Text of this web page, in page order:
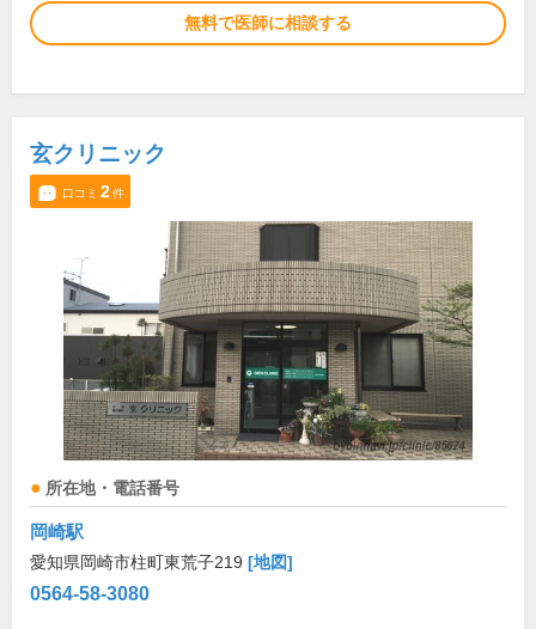
無料で医師に相談する
玄クリニック
口コミ 2件
所在地・電話番号
岡崎駅
愛知県岡崎市柱町東荒子219 [地図]
0564-58-3080